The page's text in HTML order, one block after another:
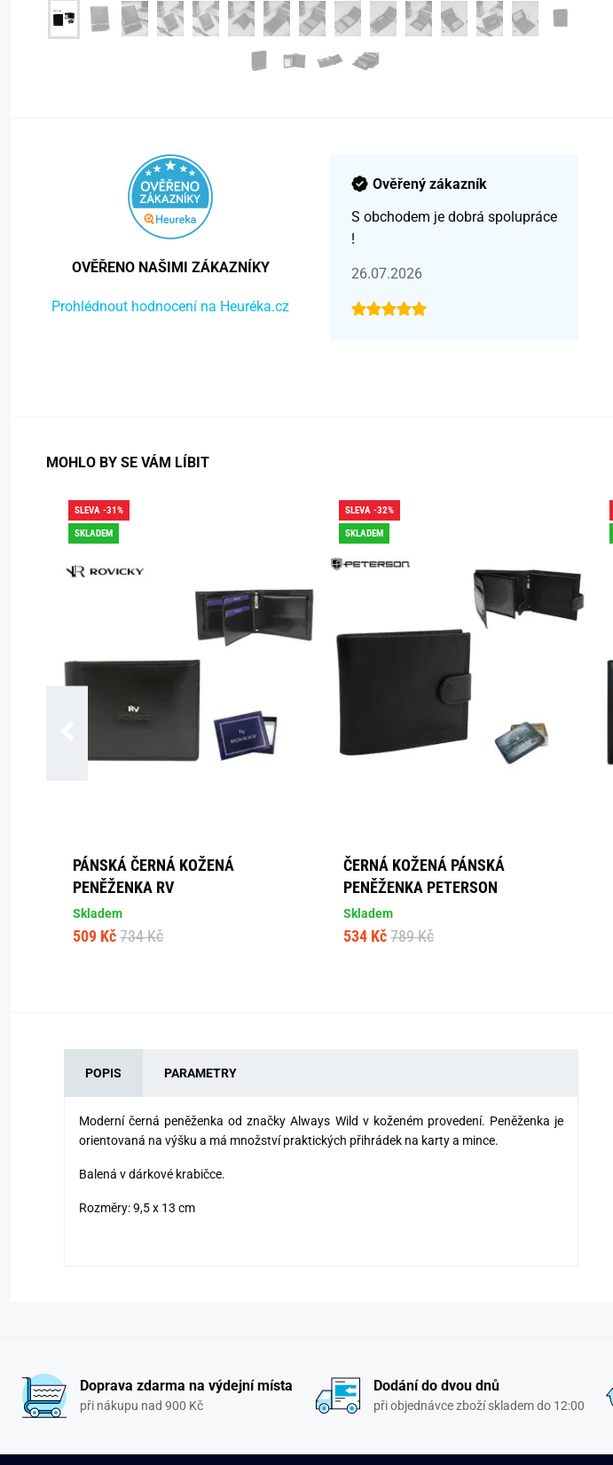
OVĚŘENO NAŠIMI ZÁKAZNÍKY
Prohlédnout hodnocení na Heuréka.cz
Ověřený zákazník
S obchodem je dobrá spolupráce
!
26.07.2026
MOHLO BY SE VÁM LÍBIT
SLEVA -31%
SKLADEM
PÁNSKÁ ČERNÁ KOŽENÁ
PENĚŽENKA RV
Skladem
509 Kč 734 Kč
SLEVA -32%
SKLADEM
ČERNÁ KOŽENÁ PÁNSKÁ
PENĚŽENKA PETERSON
Skladem
534 Kč 789 Kč
POPIS PARAMETRY
Moderní černá peněženka od značky Always Wild v koženém provedení. Peněženka je
orientovaná na výšku a má množství praktických přihrádek na karty a mince.
Balená v dárkové krabičce.
Rozměry: 9,5 x 13 cm
Doprava zdarma na výdejní místa
při nákupu nad 900 Kč
Dodání do dvou dnů
při objednávce zboží skladem do 12:00